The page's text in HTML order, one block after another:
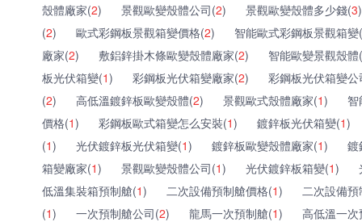
殼體廠家(2) 景觀歐變殼體公司(2) 景觀歐變殼體多少錢(3)
(2) 歐式彩鋼板景觀箱變價格(2)
智能歐式彩鋼板景觀箱變(
廠家(2) 敷鋁鋅掛木條歐變殼體廠家(2)
智能歐變景觀殼體(
板光伏箱變(1) 彩鋼板光伏箱變廠家(2)
彩鋼板光伏箱變公
(2) 高低溫鍍鋅板歐變殼體(2) 景觀歐式殼體廠家(1)
價格(1) 彩鋼板歐式箱變怎么安裝(1) 鍍鋅板光伏箱變(1)
(1) 光伏鍍鋅板光伏箱變(1) 鍍鋅板歐變殼體廠家(1)
鍍
箱變廠家(1) 景觀歐變殼體公司(1) 光伏鍍鋅板箱變(1)
低溫集裝箱預制艙(1) 二次設備預制艙價格(1)
二次設備
(1) 一次預制艙公司(2) 龍馬一次預制艙(1)
高低溫一